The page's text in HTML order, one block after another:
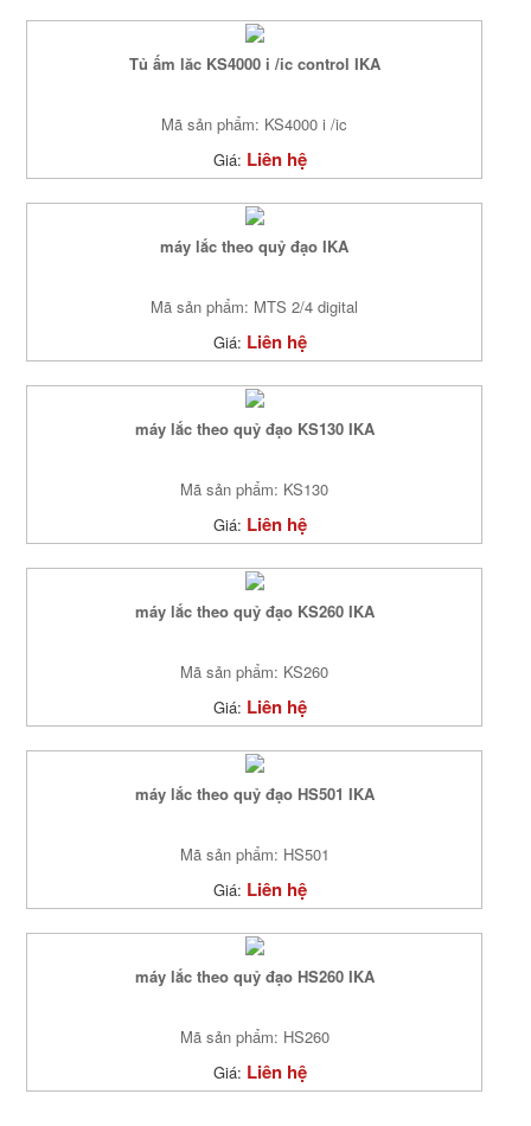
Tủ ấm lăc KS4000 i /ic control IKA
Mã sản phẩm: KS4000 i /ic
Giá: Liên hệ
máy lắc theo quỷ đạo IKA
Mã sản phẩm: MTS 2/4 digital
Giá: Liên hệ
máy lắc theo quỷ đạo KS130 IKA
Mã sản phẩm: KS130
Giá: Liên hệ
máy lắc theo quỷ đạo KS260 IKA
Mã sản phẩm: KS260
Giá: Liên hệ
máy lắc theo quỷ đạo HS501 IKA
Mã sản phẩm: HS501
Giá: Liên hệ
máy lắc theo quỷ đạo HS260 IKA
Mã sản phẩm: HS260
Giá: Liên hệ